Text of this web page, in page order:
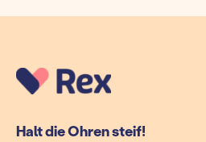
Halt die Ohren steif!